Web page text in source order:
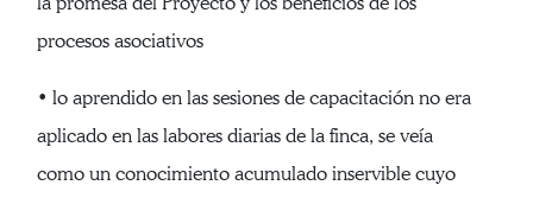
procesos asociativos
• lo aprendido en las sesiones de capacitación no era
aplicado en las labores diarias de la finca, se veía
como un conocimiento acumulado inservible cuyo